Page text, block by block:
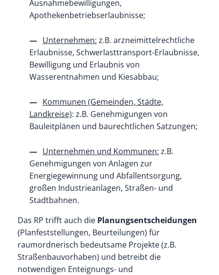
Ausnahmebewilligungen,
Apothekenbetriebserlaubnisse;
Unternehmen: z.B. arzneimittelrechtliche
Erlaubnisse, Schwerlasttransport-Erlaubnisse,
Bewilligung und Erlaubnis von
Wasserentnahmen und Kiesabbau;
Kommunen (Gemeinden, Städte,
Landkreise): z.B. Genehmigungen von
Bauleitplänen und baurechtlichen Satzungen;
Unternehmen und Kommunen: z.B.
Genehmigungen von Anlagen zur
Energiegewinnung und Abfallentsorgung,
großen Industrieanlagen, Straßen- und
Stadtbahnen.
Das RP trifft auch die Planungsentscheidungen
(Planfeststellungen, Beurteilungen) für
raumordnerisch bedeutsame Projekte (z.B.
Straßenbauvorhaben) und betreibt die
notwendigen Enteignungs- und